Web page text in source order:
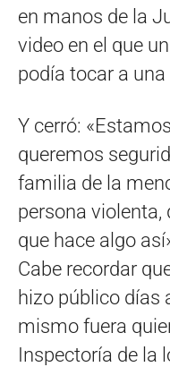
en manos de la
video en el que
podía tocar a una
Y cerró:
queremos
familia de la
persona violenta,
que hace algo
Cabe recordar
hizo público días
mismo fuera
Inspectoría de la